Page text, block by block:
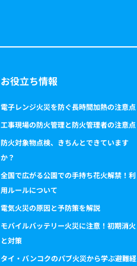
お役立ち情報
電子レンジ火災を防ぐ長時間加熱の注意点
工事現場の防火管理と防火管理者の注意点
防火対象物点検、きちんとできています
か？
全国で広がる公園での手持ち花火解禁！利
用ルールについて
電気火災の原因と予防策を解説
モバイルバッテリー火災に注意！初期消火
と対策
タイ・バンコクのパブ火災から学ぶ避難経